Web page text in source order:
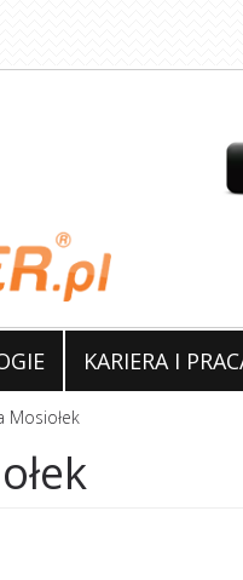
KARIERA I
Mosiołek